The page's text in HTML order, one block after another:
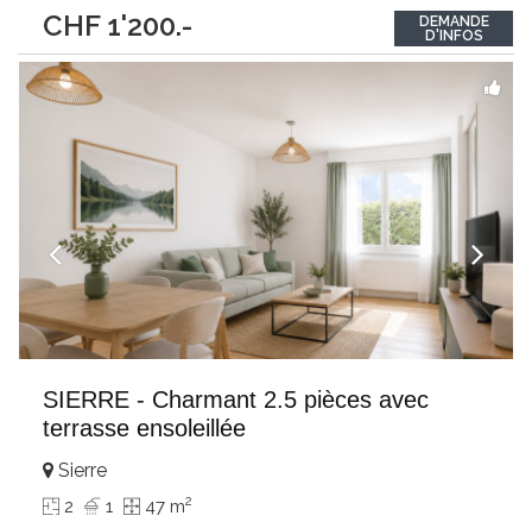
CHF 1'200.-
d'entréedeux charmantes chambres très lumineusesun salon
orientés au Sud avec une terrasse...
DEMANDE
D'INFOS
SIERRE - Charmant 2.5 pièces avec
terrasse ensoleillée
Sierre
2 1 47 m2